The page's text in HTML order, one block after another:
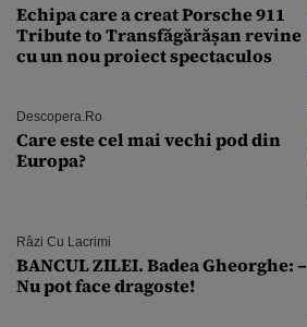
Echipa care a creat Porsche 911
Tribute to Transfăgărășan revine
cu un nou proiect spectaculos
Descopera.ro
Care este cel mai vechi pod din
Europa?
Râzi Cu Lacrimi
BANCUL ZILEI. Badea Gheorghe: –
Nu pot face dragoste!